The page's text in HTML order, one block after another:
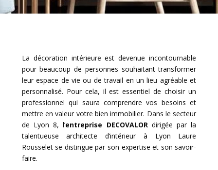
La décoration intérieure est devenue incontournable
pour beaucoup de personnes souhaitant transformer
leur espace de vie ou de travail en un lieu agréable et
personnalisé. Pour cela, il est essentiel de choisir un
professionnel qui saura comprendre vos besoins et
mettre en valeur votre bien immobilier. Dans le secteur
de Lyon 8, l’entreprise DECOVALORdirigée par la
talentueusearchitecte d’intérieur à Lyon Laure
Rousselet se distingue par son expertise et son savoir-
faire.